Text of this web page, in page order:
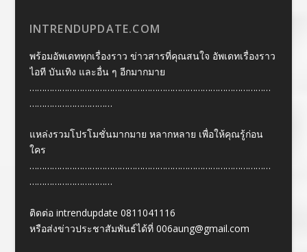
INTRENDUPDATE.COM
พร้อมอัพเดททุกเรื่องราว ข่าวสารที่คุณสนใจ อัพเดทเรื่องราว
ไอที บันเทิง และอื่น ๆ อีกมากมาย
……………………………………………………………………………………
……………………………
แหล่งรวมโปรโมชั่นมากมาย หลากหลาย เพื่อให้คุณรู้ก่อน
ใคร
……………………………………………………………………………………
……………………………
ติดต่อ intrendupdate 0811041116
หรือส่งข่าวประชาสัมพันธ์ได้ที่ 006aung@gmail.com